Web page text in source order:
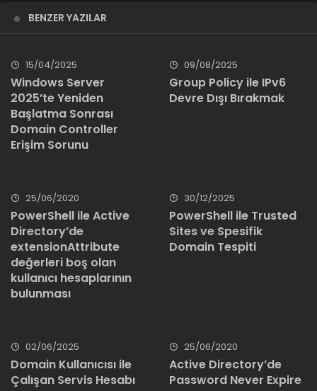
BENZER YAZILAR
15/04/2025
Windows Server
2025’te Yeniden
Başlatma Sonrası
Domain Controller
Erişim Sorunu
09/08/2025
Group Policy ile IPv6
Devre Dışı Bırakmak
25/06/2020
PowerShell ile Active
Directory’de
extensionAttribute
değerleri boş olan
kullanıcı hesaplarının
bulunması
30/12/2025
PowerShell ile Trusted
Sites ve Spesifik
Domain Tespiti
02/06/2025
Domain Kullanıcısı ile
Çalışan Servis Hesabı
25/06/2020
Active Directory’de
Password Never Expire